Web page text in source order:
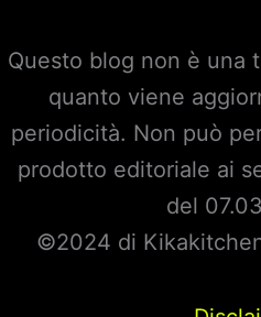
Questo blog non è una
quanto viene
periodicità. Non può
prodotto editoriale ai
del
©2024 di